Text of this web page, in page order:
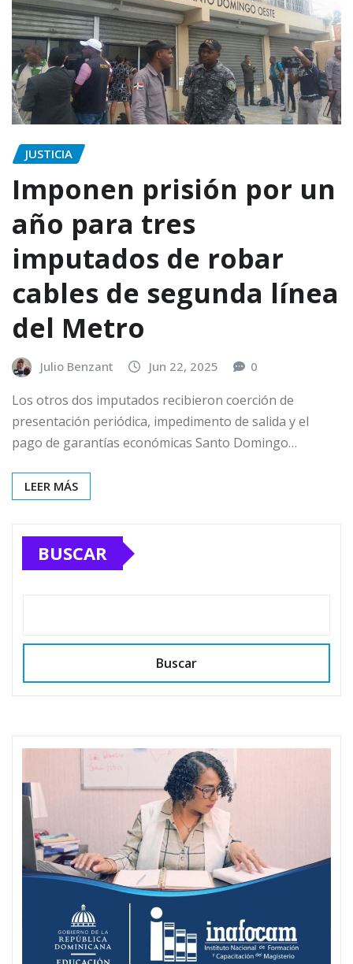
JUSTICIA
Imponen prisión por un
año para tres
imputados de robar
cables de segunda línea
del Metro
Julio Benzant Jun 22, 2025 0
Los otros dos imputados recibieron coerción de
presentación periódica, impedimento de salida y el
pago de garantías económicas Santo Domingo…
LEER MÁS
BUSCAR
Buscar